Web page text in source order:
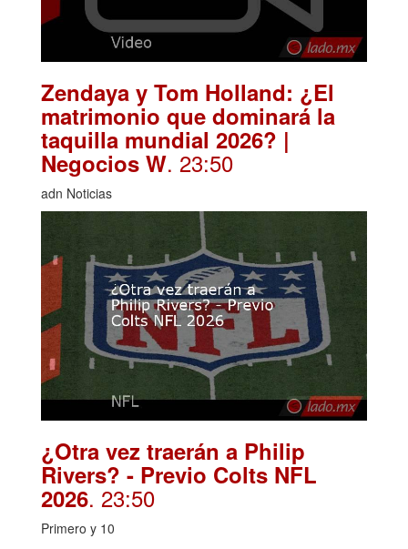
Zendaya y Tom Holland: ¿El
matrimonio que dominará la
taquilla mundial 2026? |
Negocios W. 23:50
adn Noticias
¿Otra vez traerán a Philip
Rivers? - Previo Colts NFL
2026. 23:50
Primero y 10